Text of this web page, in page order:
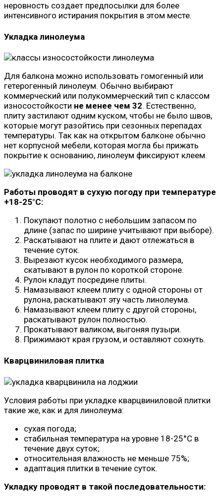
неровность создает предпосылки для более
интенсивного истирания покрытия в этом месте.
Укладка линолеума
Для балкона можно использовать гомогенный или
гетерогенный линолеум. Обычно выбирают
коммерческий или полукоммерческий тип с классом
износостойкости не менее чем 32. Естественно,
плиту застилают одним куском, чтобы не было швов,
которые могут разойтись при сезонных перепадах
температуры. Так как на открытом балконе обычно
нет корпусной мебели, которая могла бы прижать
покрытие к основанию, линолеум фиксируют клеем.
Работы проводят в сухую погоду при температуре
+18-25°C:
Покупают полотно с небольшим запасом по
длине (запас по ширине учитывают при выборе).
Раскатывают на плите и дают отлежаться в
течение суток.
Вырезают кусок необходимого размера,
скатывают в рулон по короткой стороне.
Рулон кладут посредине плиты.
Намазывают клеем плиту с одной стороны от
рулона, раскатывают эту часть линолеума.
Намазывают клеем плиту с другой стороны,
раскатывают рулон полностью.
Прокатывают валиком, выгоняя пузыри.
Прижимают края грузом, и оставляют сохнуть.
Кварцвиниловая плитка
Условия работы при укладке кварцвиниловой плитки
такие же, как и для линолеума:
сухая погода;
стабильная температура на уровне 18-25°C в
течение двух суток;
относительная влажность не меньше 75%;
адаптация плитки в течение суток.
Укладку проводят в такой последовательности: